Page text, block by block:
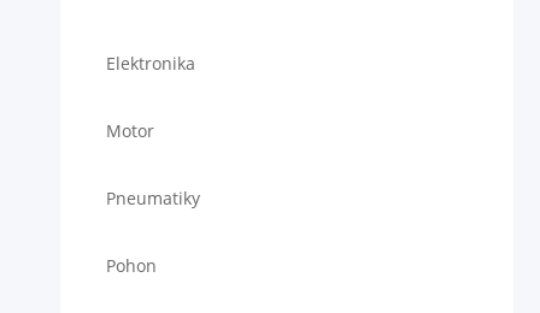
Elektronika
Motor
Pneumatiky
Pohon